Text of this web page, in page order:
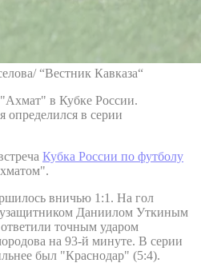
“Вестник Кавказа“
в Кубке России.
определился в серии
Кубка России по футболу
вничью 1:1. На гол
Даниилом Уткиным
точным ударом
на 93-й минуте. В серии
был "Краснодар" (5:4).